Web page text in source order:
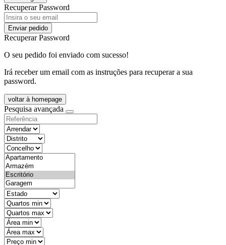
Recuperar Password
Enviar pedido
Recuperar Password
O seu pedido foi enviado com sucesso!
Irá receber um email com as instruções para recuperar a sua
password.
voltar à homepage
Pesquisa avançada
objective
districtId
countyId
types
state
mintypo
maxtypo
minarea
maxarea
minprice